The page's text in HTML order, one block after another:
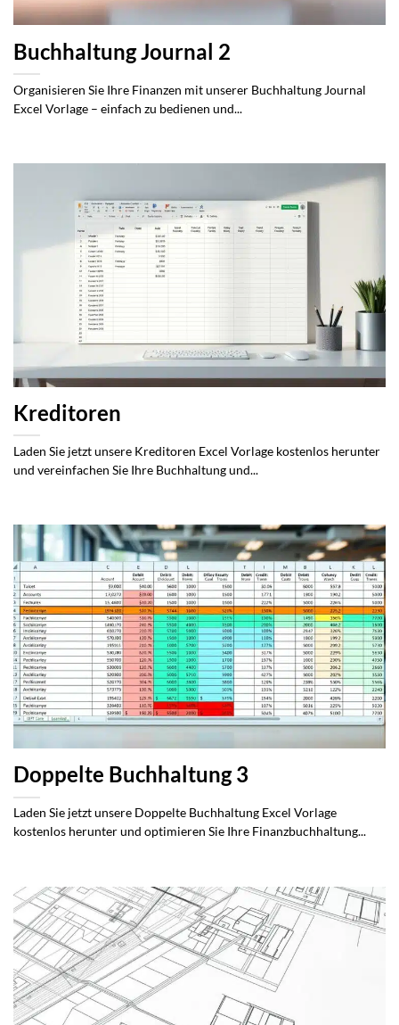
Buchhaltung Journal 2
Organisieren Sie Ihre Finanzen mit unserer Buchhaltung Journal
Excel Vorlage – einfach zu bedienen und...
Kreditoren
Laden Sie jetzt unsere Kreditoren Excel Vorlage kostenlos herunter
und vereinfachen Sie Ihre Buchhaltung und...
Doppelte Buchhaltung 3
Laden Sie jetzt unsere Doppelte Buchhaltung Excel Vorlage
kostenlos herunter und optimieren Sie Ihre Finanzbuchhaltung...